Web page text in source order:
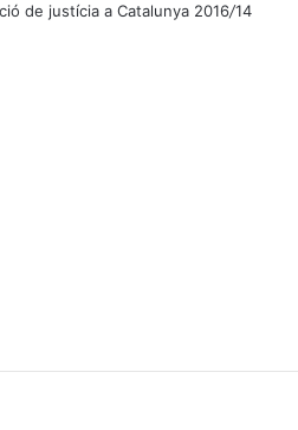
de justícia a Catalunya 2016/14